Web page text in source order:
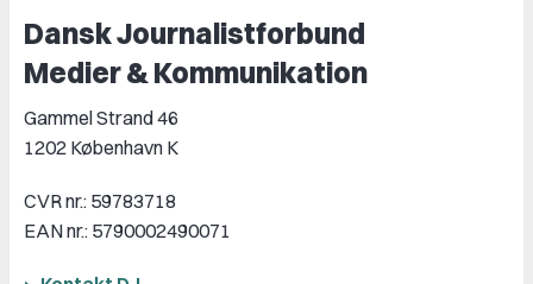
Dansk Journalistforbund
Medier & Kommunikation
Gammel Strand 46
1202 København K
CVR nr.: 59783718
EAN nr.: 5790002490071